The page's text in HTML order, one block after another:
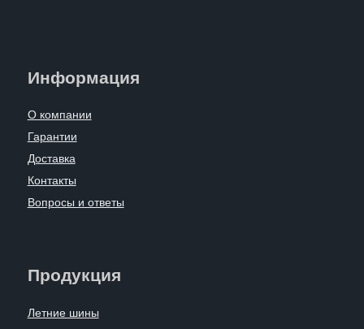
Информация
О компании
Гарантии
Доставка
Контакты
Вопросы и ответы
Продукция
Летние шины